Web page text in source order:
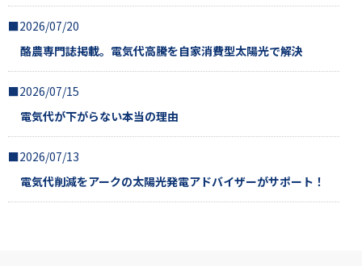
■2026/07/20
酪農専門誌掲載。電気代高騰を自家消費型太陽光で解決
■2026/07/15
電気代が下がらない本当の理由
■2026/07/13
電気代削減をアークの太陽光発電アドバイザーがサポート！